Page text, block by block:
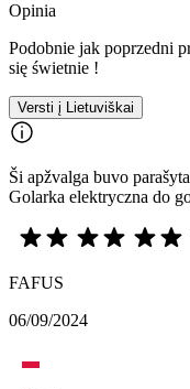
Opinia
Podobnie jak poprzedni
się świetnie !
Versti į Lietuviškai
Ši apžvalga buvo
Golarka elektryczna do
FAFUS
06/09/2024